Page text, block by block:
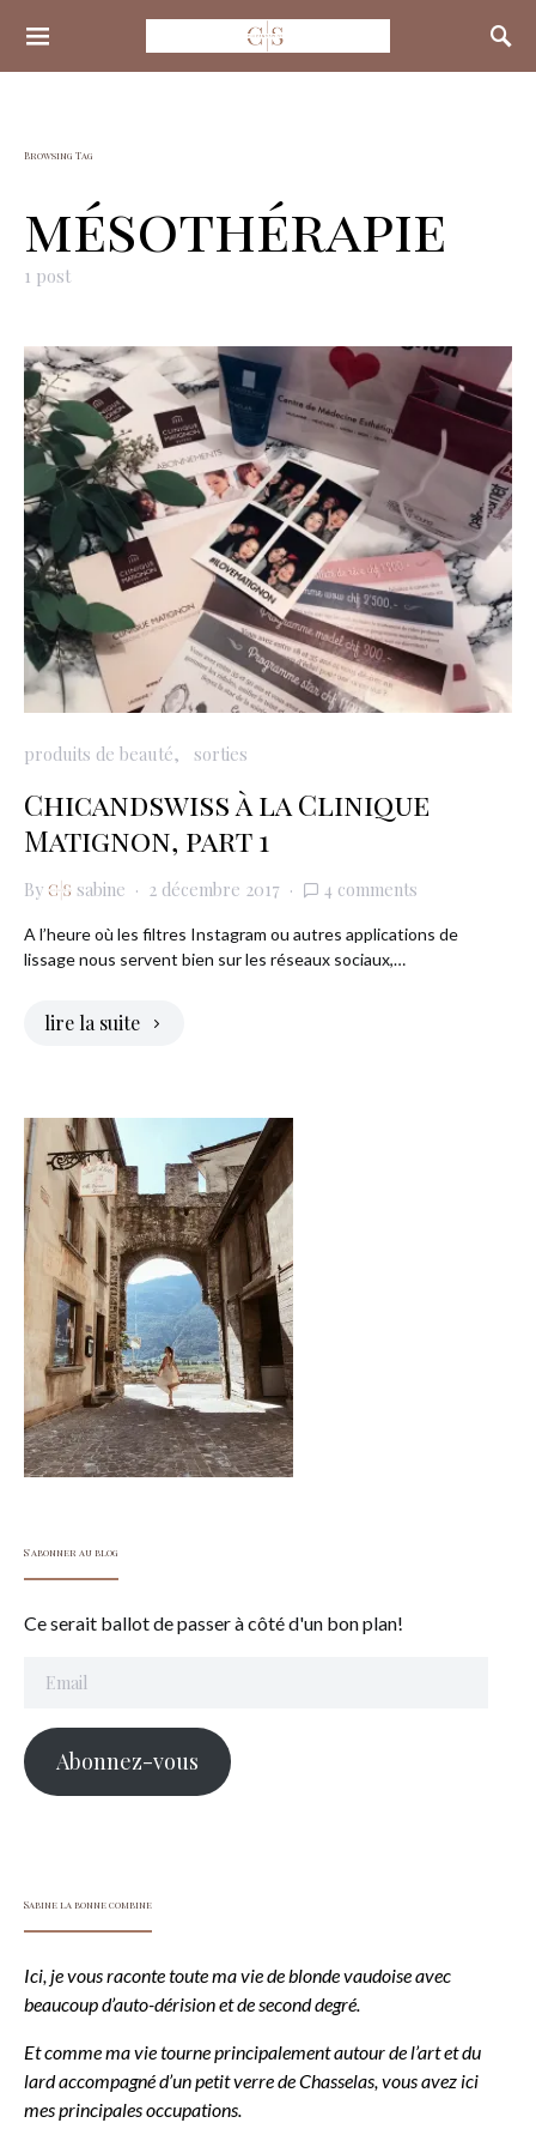
Search for:
Browsing Tag
mésothérapie
1 post
produits de beauté sorties
Chicandswiss à la Clinique
Matignon, part 1
By sabine 2 décembre 2017 4 comments
A l’heure où les filtres Instagram ou autres applications de
lissage nous servent bien sur les réseaux sociaux,…
lire la suite
S'abonner au blog
Ce serait ballot de passer à côté d'un bon plan!
Abonnez-vous
Sabine la bonne combine
Ici, je vous raconte toute ma vie de blonde vaudoise avec
beaucoup d’auto-dérision et de second degré.
Et comme ma vie tourne principalement autour de l’art et du
lard accompagné d’un petit verre de Chasselas, vous avez ici
mes principales occupations.